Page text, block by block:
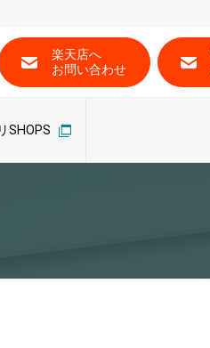
楽天店へ
お問い合わせ
SHOPS